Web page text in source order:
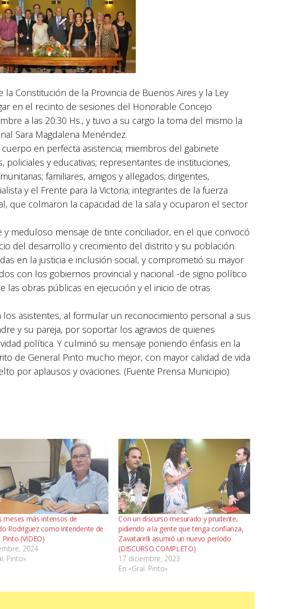
Constitución de la Provincia de Buenos Aires y la Ley
en el recinto de sesiones del Honorable Concejo
a las 20:30 Hs., y tuvo a su cargo la toma del mismo la
Sara Magdalena Menéndez.
en perfecta asistencia; miembros del gabinete
policiales y educativas; representantes de instituciones,
familiares, amigos y allegados; dirigentes,
y el Frente para la Victoria; integrantes de la fuerza
que colmaron la capacidad de la sala y ocuparon el sector
meduloso mensaje de tinte conciliador, en el que convocó
del desarrollo y crecimiento del distrito y su población.
en la justicia e inclusión social, y comprometió su mayor
con los gobiernos provincial y nacional -de signo político
las obras públicas en ejecución y el inicio de otras
asistentes, al formular un reconocimiento personal a sus
y su pareja, por soportar los agravios de quienes
política. Y culminó su mensaje poniendo énfasis en la
de General Pinto mucho mejor, con mayor calidad de vida
por aplausos y ovaciones. (Fuente Prensa Municipio)
meses más intensos de
Rodríguez como intendente de
Pinto (VIDEO)
2024
Pinto»
Con un discurso mesurado y prudente,
pidiendo a la gente que tenga confianza,
Zavatarelli asumió un nuevo período
(DISCURSO COMPLETO)
17 diciembre, 2023
En «Gral. Pinto»